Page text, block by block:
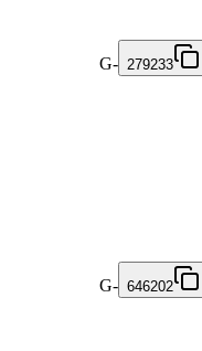
G- 279233
G- 646202